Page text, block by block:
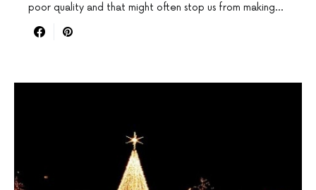
poor quality and that might often stop us from making…